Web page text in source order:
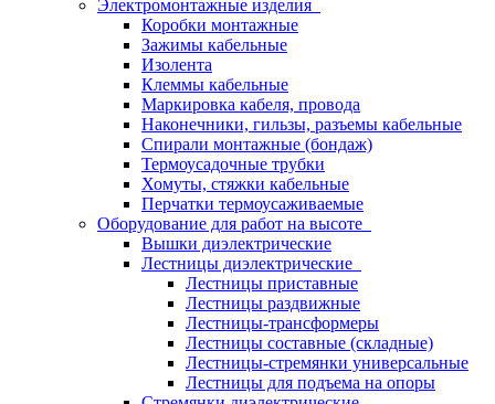
Электромонтажные изделия
Коробки монтажные
Зажимы кабельные
Изолента
Клеммы кабельные
Маркировка кабеля, провода
Наконечники, гильзы, разъемы кабельные
Спирали монтажные (бондаж)
Термоусадочные трубки
Хомуты, стяжки кабельные
Перчатки термоусаживаемые
Оборудование для работ на высоте
Вышки диэлектрические
Лестницы диэлектрические
Лестницы приставные
Лестницы раздвижные
Лестницы-трансформеры
Лестницы составные (складные)
Лестницы-стремянки универсальные
Лестницы для подъема на опоры